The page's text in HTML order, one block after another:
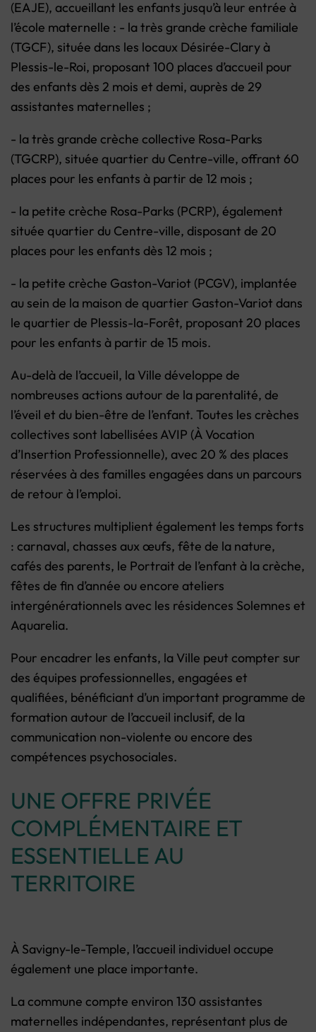
(EAJE), accueillant les enfants jusqu’à leur entrée à
l’école maternelle : - la très grande crèche familiale
(TGCF), située dans les locaux Désirée-Clary à
Plessis-le-Roi, proposant 100 places d’accueil pour
des enfants dès 2 mois et demi, auprès de 29
assistantes maternelles ;
- la très grande crèche collective Rosa-Parks
(TGCRP), située quartier du Centre-ville, offrant 60
places pour les enfants à partir de 12 mois ;
- la petite crèche Rosa-Parks (PCRP), également
située quartier du Centre-ville, disposant de 20
places pour les enfants dès 12 mois ;
- la petite crèche Gaston-Variot (PCGV), implantée
au sein de la maison de quartier Gaston-Variot dans
le quartier de Plessis-la-Forêt, proposant 20 places
pour les enfants à partir de 15 mois.
Au-delà de l’accueil, la Ville développe de
nombreuses actions autour de la parentalité, de
l’éveil et du bien-être de l’enfant. Toutes les crèches
collectives sont labellisées AVIP (À Vocation
d’Insertion Professionnelle), avec 20 % des places
réservées à des familles engagées dans un parcours
de retour à l’emploi.
Les structures multiplient également les temps forts
: carnaval, chasses aux œufs, fête de la nature,
cafés des parents, le Portrait de l’enfant à la crèche,
fêtes de fin d’année ou encore ateliers
intergénérationnels avec les résidences Solemnes et
Aquarelia.
Pour encadrer les enfants, la Ville peut compter sur
des équipes professionnelles, engagées et
qualifiées, bénéficiant d’un important programme de
formation autour de l’accueil inclusif, de la
communication non-violente ou encore des
compétences psychosociales.
UNE OFFRE PRIVÉE
COMPLÉMENTAIRE ET
ESSENTIELLE AU
TERRITOIRE
À Savigny-le-Temple, l’accueil individuel occupe
également une place importante.
La commune compte environ 130 assistantes
maternelles indépendantes, représentant plus de